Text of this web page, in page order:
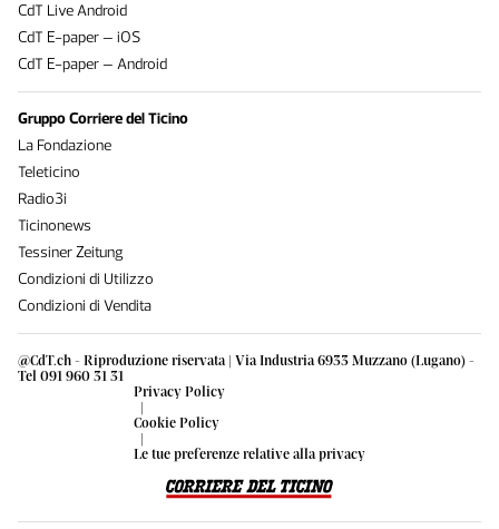
@CdT.ch - Riproduzione riservata | Via Industria 6933 Muzzano (Lugano) -
Tel 091 960 31 31
Privacy Policy
|
Cookie Policy
|
Le tue preferenze relative alla privacy
CdT Live Android
CdT E-paper – iOS
CdT E-paper – Android
Gruppo Corriere del Ticino
La Fondazione
Teleticino
Radio3i
Ticinonews
Tessiner Zeitung
Condizioni di Utilizzo
Condizioni di Vendita